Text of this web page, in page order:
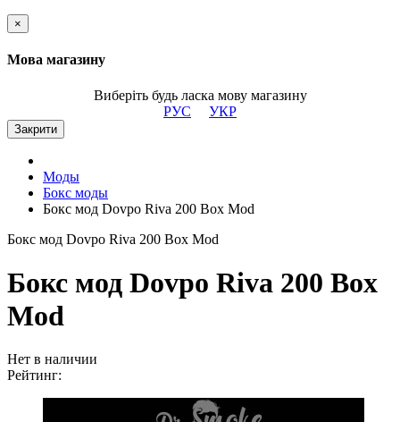
×
Мова магазину
Виберіть будь ласка мову магазину
РУС
УКР
Закрити
Моды
Бокс моды
Бокс мод Dovpo Riva 200 Box Mod
Бокс мод Dovpo Riva 200 Box Mod
Бокс мод Dovpo Riva 200 Box
Mod
Нет в наличии
Рейтинг: